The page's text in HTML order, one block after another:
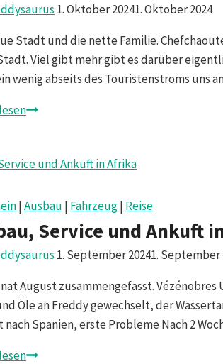
1. Oktober 20241. Oktober 2024
Stadt und die nette Familie.
Viel gibt mehr gibt es darüber
wenig abseits des Touristenstroms uns
Riffberge
|Ausbau | Fahrzeug| Reise
Service und Ankuft
1. September 20241. September
August zusammengefasst.
Öle an Freddy gewechselt, der
nach Spanien, erste Probleme Nach 2
Umbau,